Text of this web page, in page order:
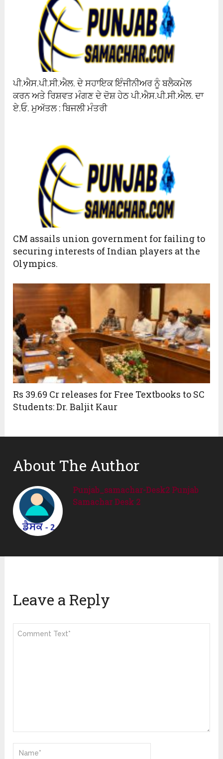
ਪੀ.ਐਸ.ਪੀ.ਸੀ.ਐਲ. ਦੇ ਸਹਾਇਕ ਇੰਜੀਨੀਅਰ ਨੂੰ ਬਲੈਕਮੇਲ
ਕਰਨ ਅਤੇ ਰਿਸ਼ਵਤ ਮੰਗਣ ਦੇ ਦੋਸ਼ ਹੇਠ ਪੀ.ਐਸ.ਪੀ.ਸੀ.ਐਲ. ਦਾ
ਏ.ਓ. ਮੁਅੱਤਲ : ਬਿਜਲੀ ਮੰਤਰੀ
CM assails union government for failing to
securing interests of Indian players at the
Olympics.
Rs 39.69 Cr releases for Free Textbooks to SC
Students: Dr. Baljit Kaur
About The Author
Punjab_samachar-Desk2 Punjab
Samachar Desk 2
Leave a Reply